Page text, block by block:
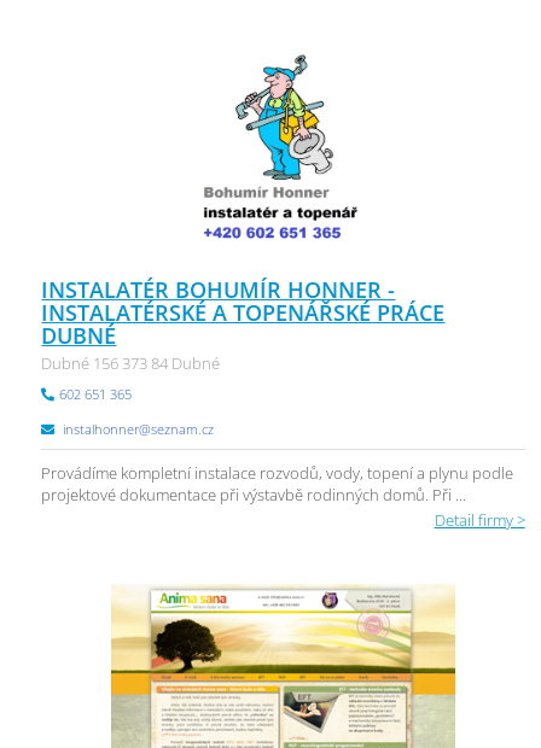
INSTALATÉR BOHUMÍR HONNER -
INSTALATÉRSKÉ A TOPENÁŘSKÉ PRÁCE
DUBNÉ
Dubné 156 373 84 Dubné
602 651 365
instalhonner@seznam.cz
Provádíme kompletní instalace rozvodů, vody, topení a plynu podle
projektové dokumentace při výstavbě rodinných domů. Při ...
Detail firmy >